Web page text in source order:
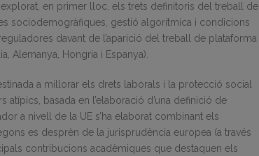
explorat, en primer lloc, els trets definitoris del treball de
sociodemogràfiques, gestió algorítmica i condicions
davant de l’aparició del treball de plataforma
Alemanya, Hongria i Espanya).
a millorar els drets laborals i la protecció social
basada en l’elaboració d’una definició de
a nivell de la UE s’ha elaborat combinant els
es desprèn de la jurisprudència europea (a través
contribucions acadèmiques que destaquen els